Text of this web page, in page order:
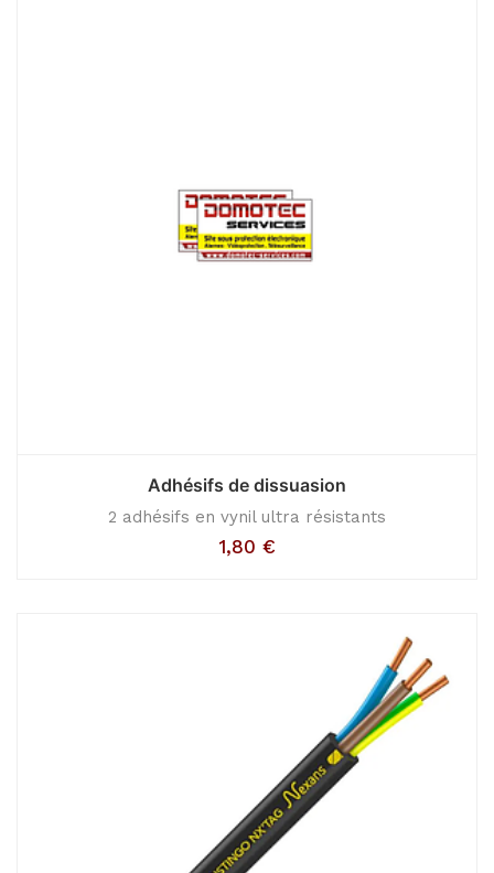
Adhésifs de dissuasion
2 adhésifs en vynil ultra résistants
1,80 €